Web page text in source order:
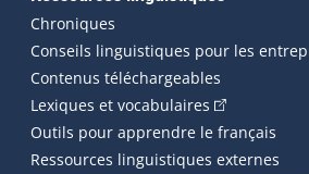
Chroniques
Conseils linguistiques pour les
Contenus téléchargeables
Lexiques et vocabulaires (Cet
Outils pour apprendre le français
Ressources linguistiques externes